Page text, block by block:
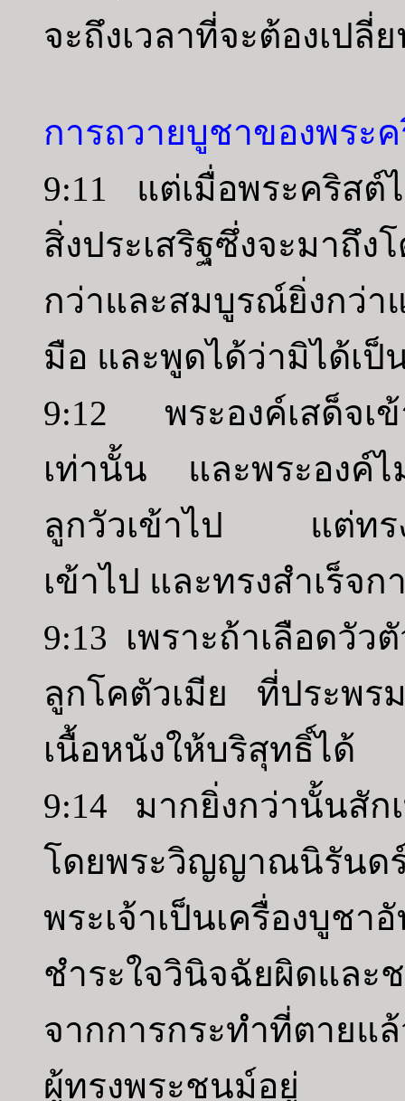
จะถึงเวลาที่จะต้องเปลี่
การถวายบูชาของพระ
9:11 แต่เมื่อพระคริสต์
สิ่งประเสริฐซึ่งจะมาถึ
กว่าและสมบูรณ์ยิ่งกว่
มือ และพูดได้ว่ามิได้เป็
9:12 พระองค์เสด็จเข้
เท่านั้น และพระองค์ไ
ลูกวัวเข้าไป แต่ทรง
เข้าไป และทรงสำเร็จ
9:13 เพราะถ้าเลือดวัว
ลูกโคตัวเมีย ที่ประพร
เนื้อหนังให้บริสุทธิ์ได้
9:14 มากยิ่งกว่านั้นสัก
โดยพระวิญญาณนิรันดร์
พระเจ้าเป็นเครื่องบูช
ชำระใจวินิจฉัยผิดและ
จากการกระทำที่ตาย
ผู้ทรงพระชนม์อยู่